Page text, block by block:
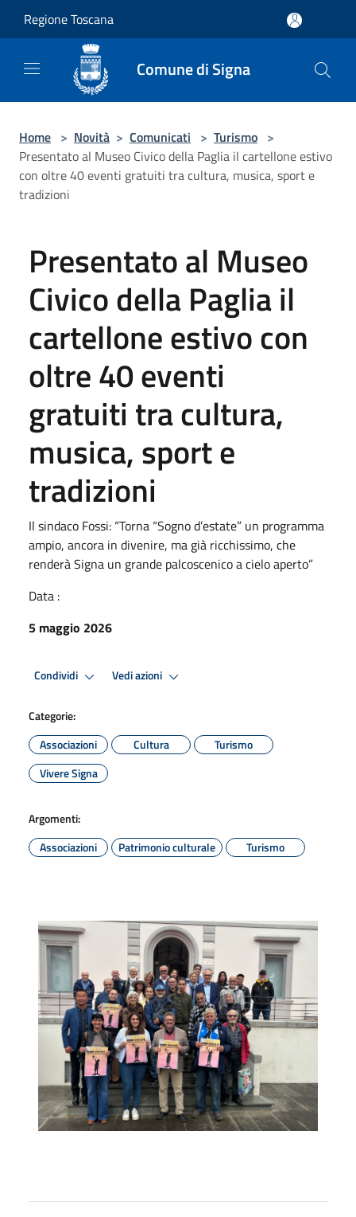
Regione Toscana
Comune di Signa
Home > Novità > Comunicati > Turismo >
Presentato al Museo Civico della Paglia il cartellone estivo
con oltre 40 eventi gratuiti tra cultura, musica, sport e
tradizioni
Presentato al Museo
Civico della Paglia il
cartellone estivo con
oltre 40 eventi
gratuiti tra cultura,
musica, sport e
tradizioni
Il sindaco Fossi: “Torna “Sogno d’estate” un programma
ampio, ancora in divenire, ma già ricchissimo, che
renderà Signa un grande palcoscenico a cielo aperto”
Data :
5 maggio 2026
Condividi Vedi azioni
Categorie:
Associazioni
Cultura
Turismo
Vivere Signa
Argomenti:
Associazioni
Patrimonio culturale Turismo